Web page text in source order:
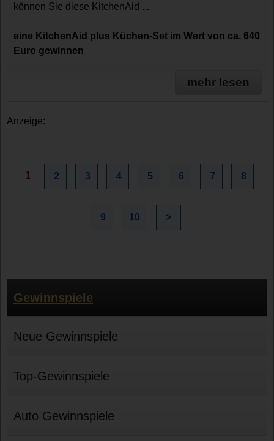
können Sie diese KitchenAid ...
eine KitchenAid plus Küchen-Set im Wert von ca. 640
Euro gewinnen
mehr lesen
Anzeige:
1 2 3 4 5 6 7 8
9 10 >
Gewinnspiele
Neue Gewinnspiele
Top-Gewinnspiele
Auto Gewinnspiele